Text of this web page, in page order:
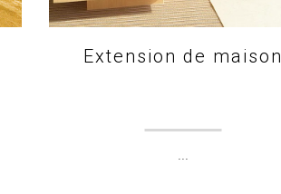
Extension de maison